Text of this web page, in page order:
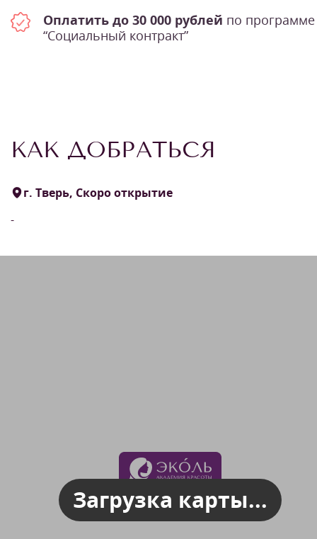
Оплатить до 30 000 рублей по программе
“Социальный контракт”
КАК ДОБРАТЬСЯ
г. Тверь, Скоро открытие
-
Загрузка карты...